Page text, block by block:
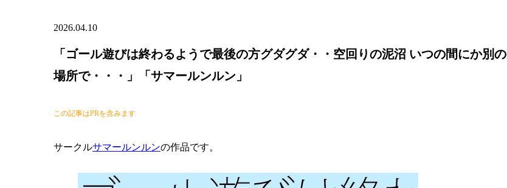
2026.04.10
「ゴール遊びは終わるようで最後の方グダグダ・・空回りの泥沼 いつの間にか別の
場所で・・・」「サマールンルン」
この記事はPRを含みます
サークルサマールンルンの作品です。